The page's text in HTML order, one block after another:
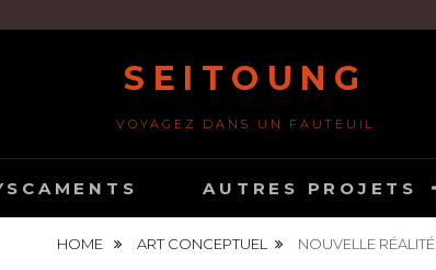
SEITOUNG
VOYAGEZ DANS UN FAUTEUIL
AUTRES PROJETS
HOME ART CONCEPTUEL NOUVELLE RÉALITÉ